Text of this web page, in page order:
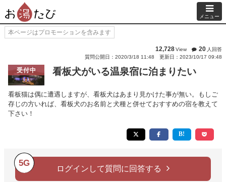
メニュー
本ページはプロモーションを含みます
12,728View 20 人回答
質問公開日：2020/3/18 11:48
更新日：2023/10/17 09:48
受付中 看板犬がいる温泉宿に泊まりたい
看板猫は偶に遭遇しますが、看板犬はあまり見かけた事が無い。もしご
存じの方いれば、看板犬のお名前と犬種と併せておすすめの宿を教えて
下さい！
5G
ログインして質問に回答する